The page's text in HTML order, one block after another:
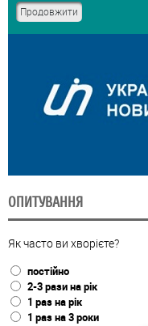
ОПИТУВАННЯ
Як часто ви хворієте?
постійно
2-3 рази на рік
1 раз на рік
1 раз на 3 роки